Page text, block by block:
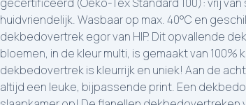
huidvriendelijk. Wasbaar op max. 40°C en
dekbedovertrek egor van HIP. Dit opvallende
bloemen, in de kleur multi, is gemaakt van 100%
dekbedovertrek is kleurrijk en uniek! Aan de
altijd een leuke, bijpassende print. Een